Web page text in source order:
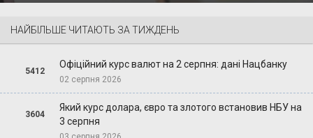
НАЙБІЛЬШЕ ЧИТАЮТЬ ЗА ТИЖДЕНЬ
5412
Офіційний курс валют на 2 серпня: дані Нацбанку
02 серпня 2026
3604
Який курс долара, євро та злотого встановив НБУ на
3 серпня